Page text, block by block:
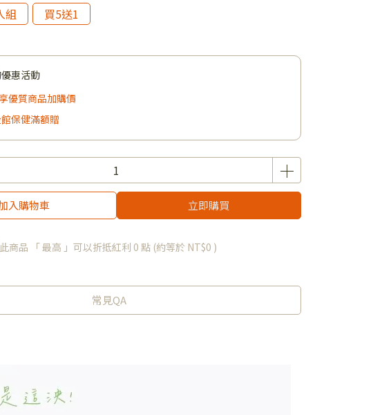
組 買5送1
惠活動
優質商品加購價
保健滿額贈
入購物車 立即購買
此商品 「 最高 」可以折抵紅利 0 點 (約等於 NT$0 )
常見QA